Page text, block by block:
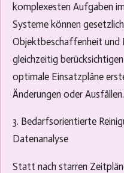
komplexesten Aufgaben
Systeme können
Objektbeschaffenheit
gleichzeitig
optimale Einsatzpläne
Änderungen oder Ausfällen.
3. Bedarfsorientierte
Datenanalyse
Statt nach starren